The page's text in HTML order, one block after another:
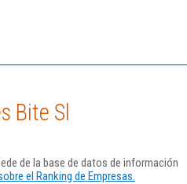
Bite Sl
de la base de datos de información
el Ranking de Empresas.